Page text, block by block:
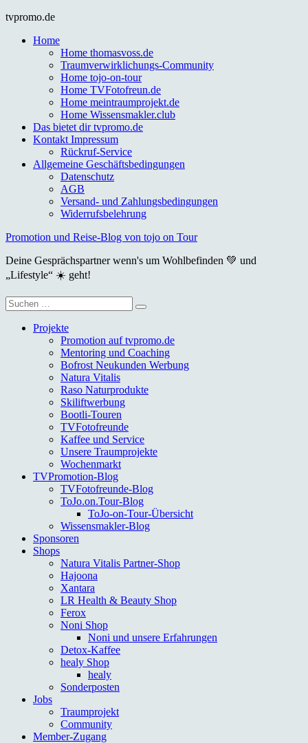
Skip
content
tvpromo.de
Home
Home thomasvoss.de
Traumverwirklichungs-Community
Home tojo-on-tour
Home TVFotofreun.de
Home meintraumprojekt.de
Home Wissensmakler.club
Das bietet dir tvpromo.de
Kontakt Impressum
Rückruf-Service
Allgemeine Geschäftsbedingungen
Datenschutz
AGB
Versand- und Zahlungsbedingungen
Widerrufsbelehrung
Promotion und Reise-Blog von tojo on Tour
Deine Gesprächspartner wenn's um Wohlbefinden 💚 und
„Lifestyle“ ☀️ geht!
Suche
nach:
Projekte
Promotion auf tvpromo.de
Mentoring und Coaching
Bofrost Neukunden Werbung
Natura Vitalis
Raso Naturprodukte
Skiliftwerbung
Bootli-Touren
TVFotofreunde
Kaffee und Service
Unsere Traumprojekte
Wochenmarkt
TVPromotion-Blog
TVFotofreunde-Blog
ToJo.on.Tour-Blog
ToJo-on-Tour-Übersicht
Wissensmakler-Blog
Sponsoren
Shops
Natura Vitalis Partner-Shop
Hajoona
Xantara
LR Health & Beauty Shop
Ferox
Noni Shop
Noni und unsere Erfahrungen
Detox-Kaffee
healy Shop
healy
Sonderposten
Jobs
Traumprojekt
Community
Member-Zugang